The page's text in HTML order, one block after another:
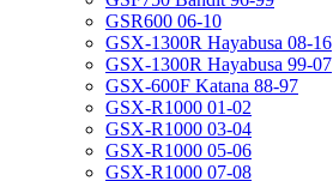
GSR600 06-10
GSX-1300R Hayabusa 08-16
GSX-1300R Hayabusa 99-07
GSX-600F Katana 88-97
GSX-R1000 01-02
GSX-R1000 03-04
GSX-R1000 05-06
GSX-R1000 07-08